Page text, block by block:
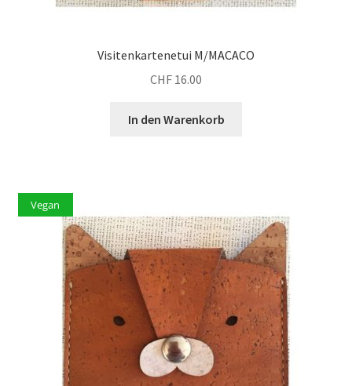
Visitenkartenetui M/MACACO
CHF 16.00
In den Warenkorb
Vegan